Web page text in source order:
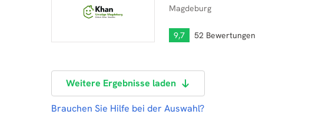
Magdeburg
9,7 52 Bewertungen
Weitere Ergebnisse laden
Brauchen Sie Hilfe bei der Auswahl?